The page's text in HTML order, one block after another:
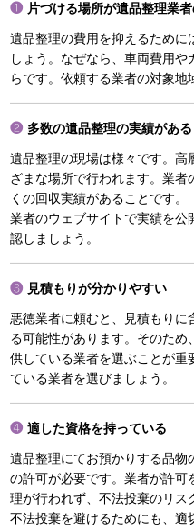
片づける場所が遺品整理業
遺品整理の費用を抑えるために
しょう。なぜなら、車両費用
らです。依頼する業者の対象地
多数の遺品整理の実績がある
遺品整理の現場は様々です。高
ざまな場所で行われます。業
くの回収実績があることです。
業者のウェブサイトで実績を
認しましょう。
見積もりが分かりやすい
悪徳業者に頼むと、見積もり
る可能性があります。そのた
供している業者を選ぶことが
ている業者を選びましょう。
適した資格を持っている
遺品整理にてお預かりする品
の許可が必要です。業者が許
理が行われず、不法投棄のリス
不法投棄を避けるためにも、適